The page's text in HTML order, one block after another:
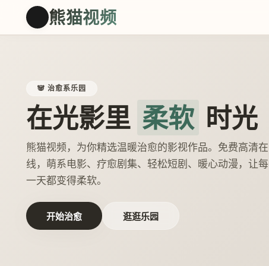
熊猫视频
🐼 治愈系乐园
在光影里 柔软 时光
熊猫视频，为你精选温暖治愈的影视作品。免费高清在
线，萌系电影、疗愈剧集、轻松短剧、暖心动漫，让每
一天都变得柔软。
开始治愈 逛逛乐园